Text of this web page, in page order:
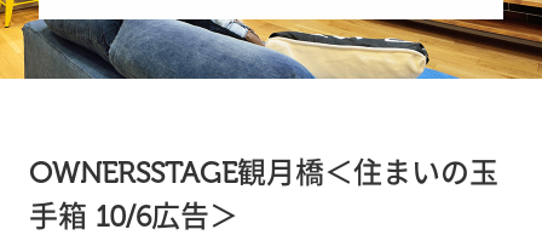
OWNERSSTAGE観月橋＜住まいの玉
手箱 10/6広告＞